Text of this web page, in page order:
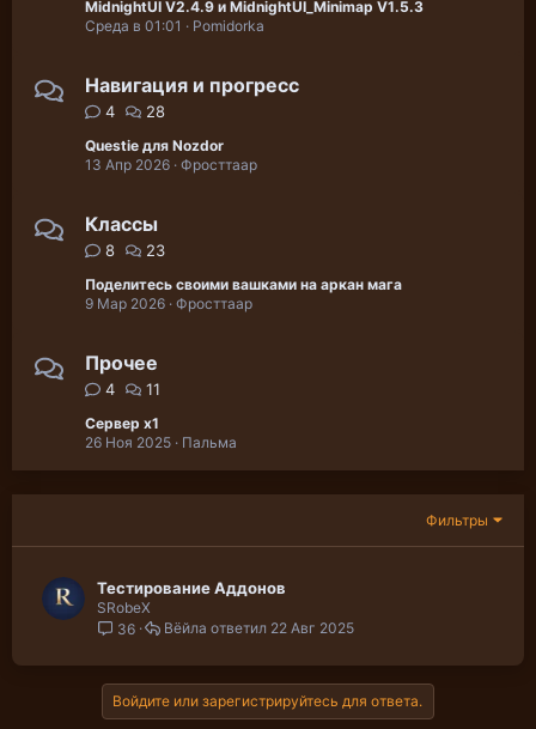
MidnightUI V2.4.9 и MidnightUI_Minimap V1.5.3
Среда в 01:01
Pomidorka
Навигация и прогресс
4 28
Questie для Nozdor
13 Апр 2026 Фросттаар
Классы
8 23
Поделитесь своими вашками на аркан мага
9 Мар 2026 Фросттаар
Прочее
4 11
Сервер x1
26 Ноя 2025
Пальма
Фильтры
Тестирование Аддонов
SRobeX
36
22 Авг 2025
Вёйла
Войдите или зарегистрируйтесь для ответа.